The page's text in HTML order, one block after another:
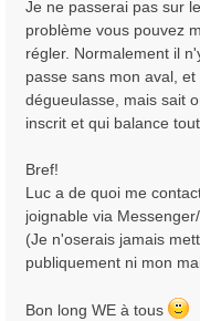
e
Je ne passerai pas sur
problème vous pouvez
régler. Normalement il
passe sans mon aval,
dégueulasse, mais sait
inscrit et qui balance
Bref!
Luc a de quoi me
joignable via
(Je n'oserais jamais
publiquement ni mon
Bon long WE à tous